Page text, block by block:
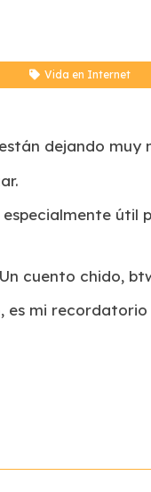
Vida en Internet
dejando muy
útil
cuento chido,
es mi recordatorio